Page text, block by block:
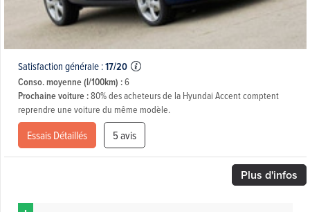
Satisfaction générale :17/20
Conso. moyenne (l/100km) :6
Prochaine voiture :80% des acheteurs de la Hyundai Accent comptent
reprendre une voiture du même modèle.
Essais Détaillés 5 avis
Plus d'infos